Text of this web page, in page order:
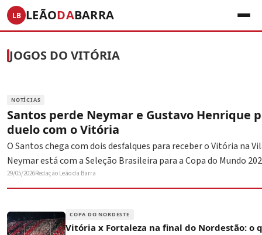
LB LEÃODABARRA
JOGOS DO VITÓRIA
NOTÍCIAS
Santos perde Neymar e Gustavo Henrique
duelo com o Vitória
O Santos chega com dois desfalques para receber o Vitória na
Neymar está com a Seleção Brasileira para a Copa do Mundo
29/05/2026Redação Leão da Barra
COPA DO NORDESTE
Vitória x Fortaleza na final do Nordestão: o